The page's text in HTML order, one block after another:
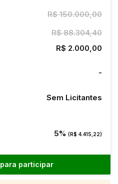
R$ 150.000,00
R$ 88.304,40
R$ 2.000,00
-
Sem Licitantes
5% (R$ 4.415,22)
para participar